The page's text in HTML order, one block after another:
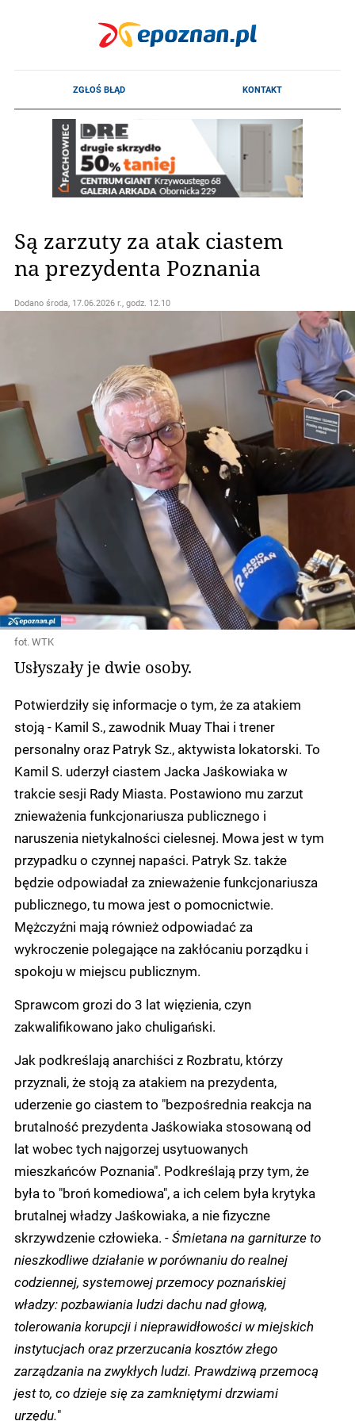
Są zarzuty za atak ciastem
na prezydenta Poznania
Dodano środa, 17.06.2026 r., godz. 12.10
fot. WTK
Usłyszały je dwie osoby.
Potwierdziły się informacje o tym, że za atakiem
stoją - Kamil S., zawodnik Muay Thai i trener
personalny oraz Patryk Sz., aktywista lokatorski. To
Kamil S. uderzył ciastem Jacka Jaśkowiaka w
trakcie sesji Rady Miasta. Postawiono mu zarzut
znieważenia funkcjonariusza publicznego i
naruszenia nietykalności cielesnej. Mowa jest w tym
przypadku o czynnej napaści. Patryk Sz. także
będzie odpowiadał za znieważenie funkcjonariusza
publicznego, tu mowa jest o pomocnictwie.
Mężczyźni mają również odpowiadać za
wykroczenie polegające na zakłócaniu porządku i
spokoju w miejscu publicznym.
Sprawcom grozi do 3 lat więzienia, czyn
zakwalifikowano jako chuligański.
Jak podkreślają anarchiści z Rozbratu, którzy
przyznali, że stoją za atakiem na prezydenta,
uderzenie go ciastem to "bezpośrednia reakcja na
brutalność prezydenta Jaśkowiaka stosowaną od
lat wobec tych najgorzej usytuowanych
mieszkańców Poznania". Podkreślają przy tym, że
była to "broń komediowa", a ich celem była krytyka
brutalnej władzy Jaśkowiaka, a nie fizyczne
skrzywdzenie człowieka. - Śmietana na garniturze to
nieszkodliwe działanie w porównaniu do realnej
codziennej, systemowej przemocy poznańskiej
władzy: pozbawiania ludzi dachu nad głową,
tolerowania korupcji i nieprawidłowości w miejskich
instytucjach oraz przerzucania kosztów złego
zarządzania na zwykłych ludzi. Prawdziwą przemocą
jest to, co dzieje się za zamkniętymi drzwiami
urzędu."